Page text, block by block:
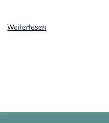
Weiterlesen